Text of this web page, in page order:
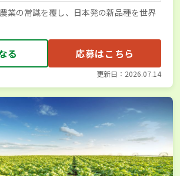
業の常識を覆し、日本発の新品種を世界
る 応募はこちら
更新日：2026.07.14